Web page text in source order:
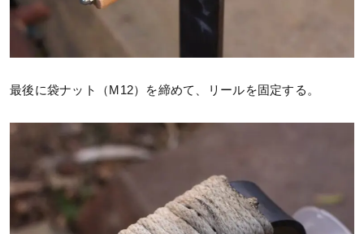
最後に袋ナット（M12）を締めて、リールを固定する。